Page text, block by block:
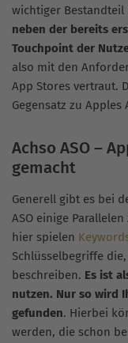
wichtiger Bestandteil
neben der bereits
Touchpoint der
also mit den
App Stores vertraut.
Gegensatz zu
Achso ASO –
gemacht
Generell gibt es bei
ASO einige
hier spielen
Schlüsselbegriffe
beschreiben. Es ist
nutzen. Nur so wird
gefunden. Hierbei
werden, die schon